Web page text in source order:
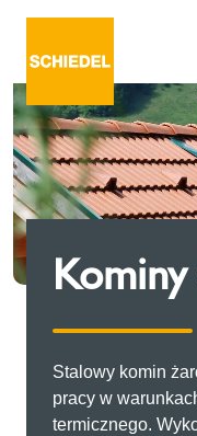
Stalowy komin
pracy w
termicznego.